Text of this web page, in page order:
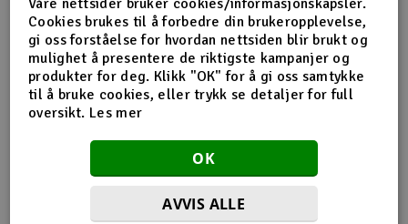
nybegynnerutstyr og avanserte løsninger hos samme
leverandør. Da internett for alvor endret
handelsmønstrene på 2000-tallet, satset Norwegian
Modellers tidlig på netthandel. Nettbutikken modellers.no
gjorde det mulig for kunder fra hele landet å handle
spesialprodukter som tidligere ofte bare var tilgjengelige i
større byer. Samtidig fortsatte selskapet å drive fysisk
Cookies brukes til å forbedre din brukeropplevelse,
gi oss forståelse for hvordan nettsiden blir brukt og
mulighet å presentere de riktigste kampanjer og
produkter for deg. Klikk "OK" for å gi oss samtykke
til å bruke cookies, eller trykk se detaljer for full
oversikt. Les mer
OK
AVVIS ALLE